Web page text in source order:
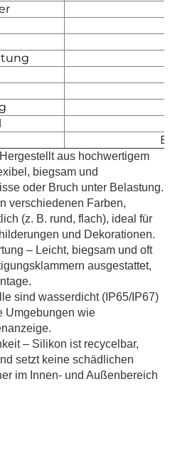
aus hochwertigem
biegsam und
oder Bruch unter Belastung.
verschiedenen Farben,
(z. B. rund, flach), ideal für
und Dekorationen.
– Leicht, biegsam und oft
ausgestattet,
sind wasserdicht (IP65/IP67)
Umgebungen wie
– Silikon ist recycelbar,
setzt keine schädlichen
im Innen- und Außenbereich